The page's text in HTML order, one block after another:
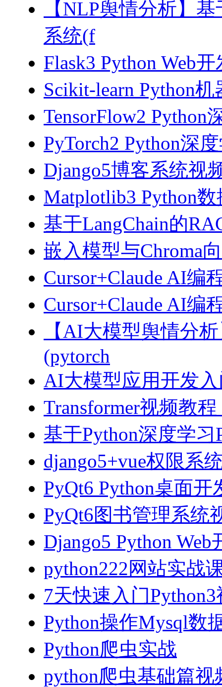
【NLP舆情分析】
系统(f
Flask3 Python Web
Scikit-learn Python
TensorFlow2 Python
PyTorch2 Python深
Django5博客系统视
Matplotlib3 Python
基于LangChain的
嵌入模型与Chroma
Cursor+Claude AI编
Cursor+Claude AI编
【AI大模型舆情分
(pytorch
AI大模型应用开发入
Transformer视频教
基于Python深度学
django5+vue权限系
PyQt6 Python桌面开
PyQt6图书管理系统
Django5 Python
python222网站实战
7天快速入门
Python操作Mysql数
Python爬虫实战
python爬虫基础篇视